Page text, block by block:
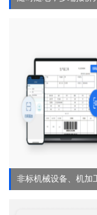
非标机械设备、机加